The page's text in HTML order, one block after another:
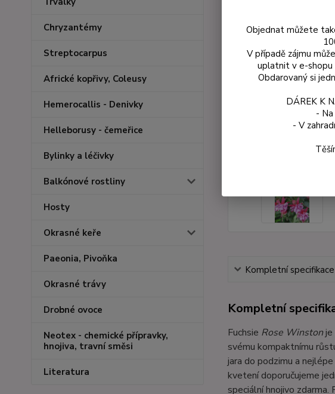
Chryzantémy
Streptocarpus
Africké kopřivy, Coleusy
Hemerocallis - Denivky
Helleborusy - čemeřice
Bylinky a léčivky
Balkónové rostliny
Hosty
Okrasné keře
Paeonia, Pivoňka
Okrasné trávy
Drobné ovoce
Neotex - chemické přípravky,
hnojiva, travní směsi
Literatura
Kompletní specifikace
Kompletní
Fuchsie Rose Winstonje
svému kompaktnímu
jara do podzimu a
kvetení doporučujeme
speciální hnojivo
Objednat můžete
V případě zájmu
uplatnit v e-shopu
Obdarovaný si
DÁREK K
-
- V